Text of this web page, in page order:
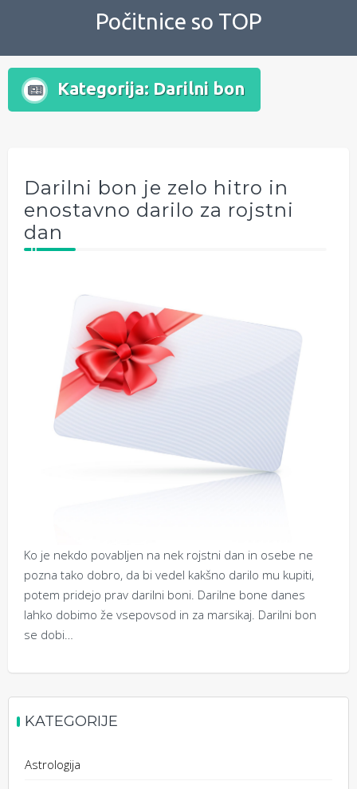
Počitnice so TOP
Kategorija: Darilni bon
Darilni bon je zelo hitro in
enostavno darilo za rojstni
dan
Ko je nekdo povabljen na nek rojstni dan in osebe ne
pozna tako dobro, da bi vedel kakšno darilo mu kupiti,
potem pridejo prav darilni boni. Darilne bone danes
lahko dobimo že vsepovsod in za marsikaj. Darilni bon
se dobi…
KATEGORIJE
Astrologija